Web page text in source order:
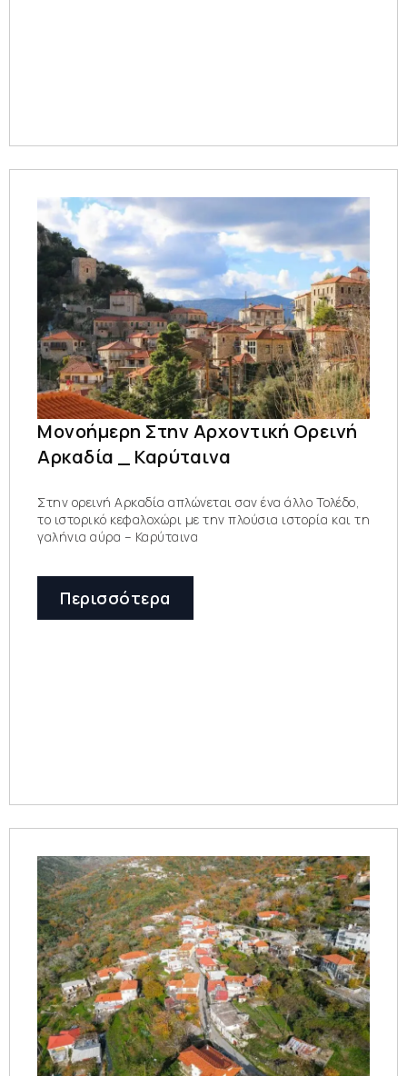
Μονοήμερη Στην Αρχοντική Ορεινή
Αρκαδία _ Καρύταινα
Στην ορεινή Αρκαδία απλώνεται σαν ένα άλλο Τολέδο,
το ιστορικό κεφαλοχώρι με την πλούσια ιστορία και τη
γαλήνια αύρα – Καρύταινα
Περισσότερα